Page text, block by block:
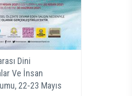
Dini
Ve İnsan
22-23 Mayıs